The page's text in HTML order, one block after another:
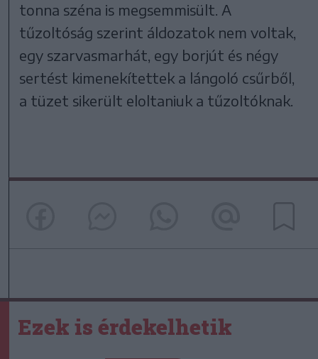
tonna széna is megsemmisült. A
tűzoltóság szerint áldozatok nem voltak,
egy szarvasmarhát, egy borjút és négy
sertést kimenekítettek a lángoló csűrből,
a tüzet sikerült eloltaniuk a tűzoltóknak.
Ezek is érdekelhetik